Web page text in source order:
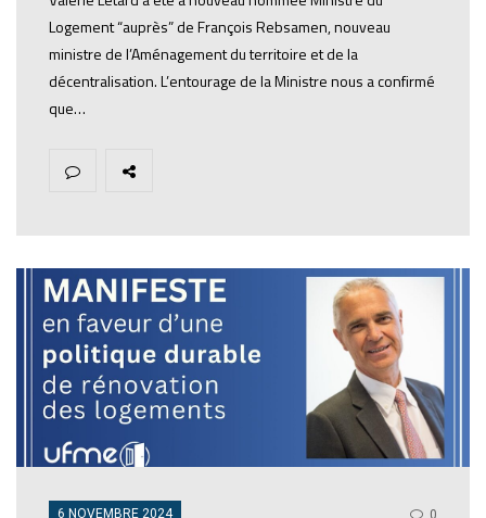
Logement “auprès” de François Rebsamen, nouveau
ministre de l’Aménagement du territoire et de la
décentralisation. L’entourage de la Ministre nous a confirmé
que…
6 NOVEMBRE 2024 0